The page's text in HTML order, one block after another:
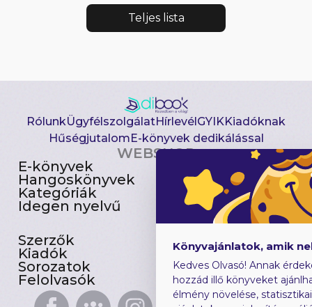
Teljes lista
RólunkÜgyfélszolgálatHírlevélGYIKKiadóknak
HűségjutalomE-könyvek dedikálással
WEBSHOP
E-könyvek
Hangoskönyvek
Kategóriák
Idegen nyelvű
Csomagajánlatok
Akciósak
Előjegyezhetők
Újdonságok
Szerzők
Kiadók
Sorozatok
Felolvasók
Gyerekkönyvek
Heti toplista
Ajándékutalvány
Blog
Könyvajánlatok, amik
Kedves Olvasó! Annak
hozzád illő könyveket
élmény növelése,